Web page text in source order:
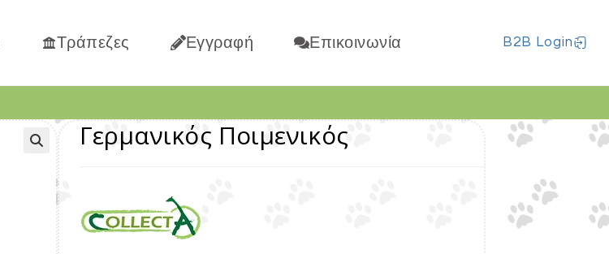
Τράπεζες Εγγραφή Επικοινωνία B2B Login
Γερμανικός Ποιμενικός